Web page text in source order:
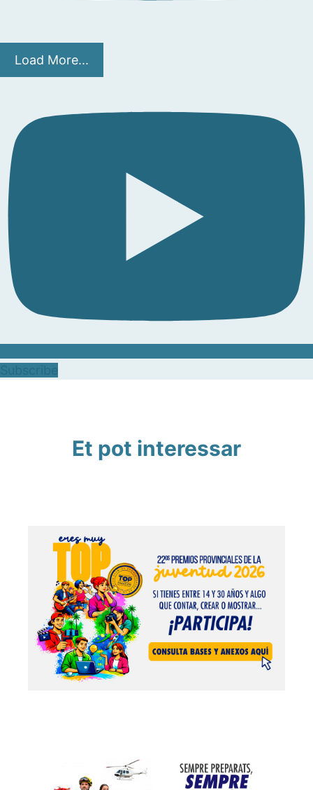
Load More...
Et pot interessar